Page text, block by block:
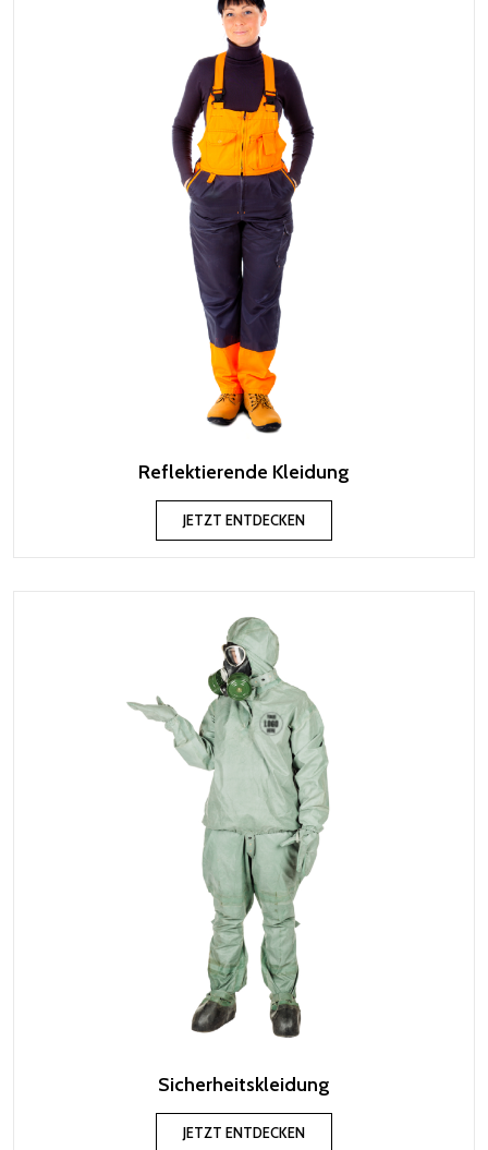
Reflektierende Kleidung
JETZT ENTDECKEN
Sicherheitskleidung
JETZT ENTDECKEN